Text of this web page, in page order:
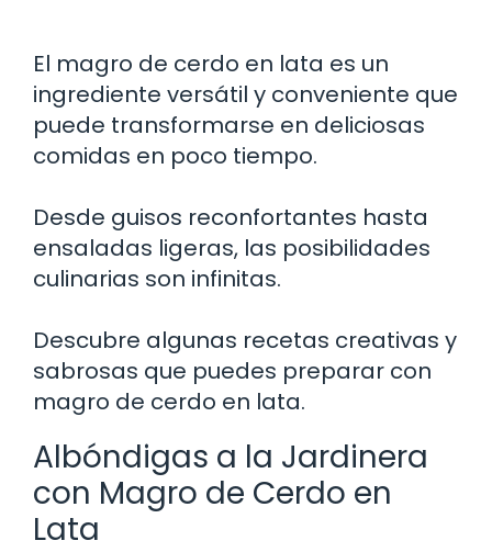
El magro de cerdo en lata es un
ingrediente versátil y conveniente que
puede transformarse en deliciosas
comidas en poco tiempo.
Desde guisos reconfortantes hasta
ensaladas ligeras, las posibilidades
culinarias son infinitas.
Descubre algunas recetas creativas y
sabrosas que puedes preparar con
magro de cerdo en lata.
Albóndigas a la Jardinera
con Magro de Cerdo en
Lata